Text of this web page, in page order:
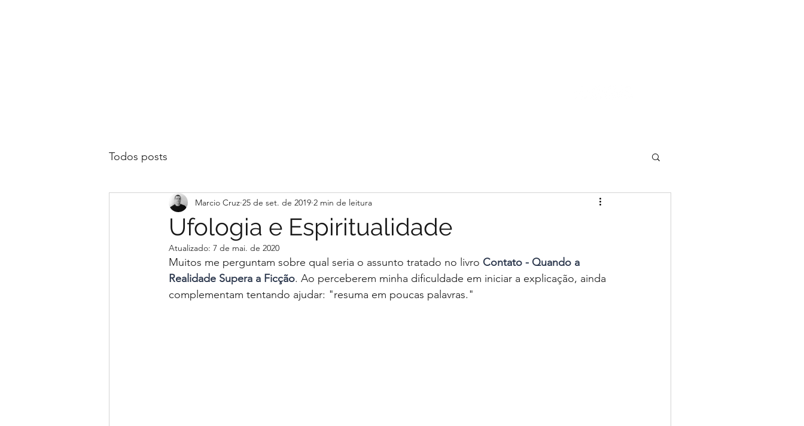
Todos posts
Ufologia e Espiritualidade
Marcio Cruz 25 de set. de 2019 2 min de leitura
Atualizado: 7 de mai. de 2020
Muitos me perguntam sobre qual seria o assunto tratado no livro Contato - Quando a
Realidade Supera a Ficção. Ao perceberem minha dificuldade em iniciar a explicação, ainda
complementam tentando ajudar: "resuma em poucas palavras."